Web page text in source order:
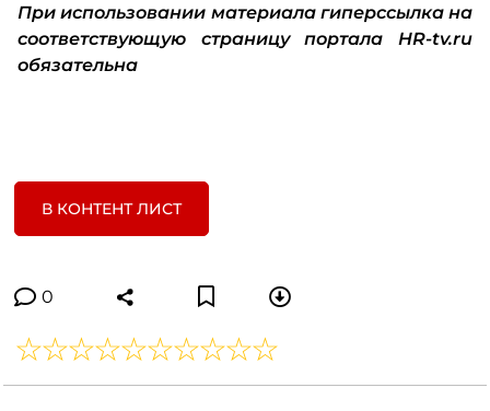
При использовании материала гиперссылка на
соответствующую страницу портала HR-tv.ru
обязательна
В КОНТЕНТ ЛИСТ
0